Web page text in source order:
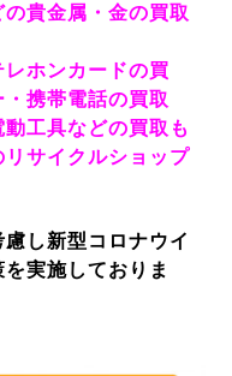
貴金属・金の買取
ホンカードの買
携帯電話の買取
工具などの買取も
サイクルショップ
し新型コロナウイ
実施しておりま